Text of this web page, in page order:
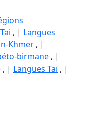
, | Langues
Khmer , |
birmane , |
, | Langues Taï, |